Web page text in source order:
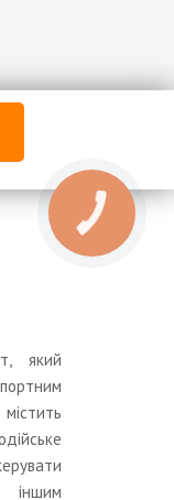
який
іншим
КНОПКА
ЗВ'ЯЗКУ